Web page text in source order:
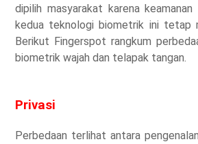
dipilih masyarakat karena keamanan
kedua teknologi biometrik ini tetap
Berikut Fingerspot rangkum
biometrik wajah dan telapak tangan.
Privasi
Perbedaan terlihat antara